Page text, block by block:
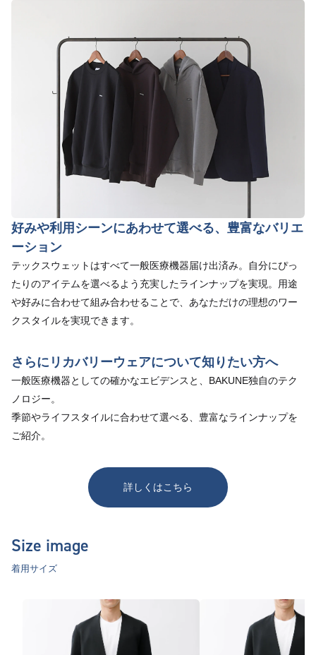
好みや利用シーンにあわせて選べる、豊富なバリエ
ーション
テックスウェットはすべて一般医療機器届け出済み。自分にぴっ
たりのアイテムを選べるよう充実したラインナップを実現。用途
や好みに合わせて組み合わせることで、あなただけの理想のワー
クスタイルを実現できます。
さらにリカバリーウェアについて知りたい方へ
一般医療機器としての確かなエビデンスと、BAKUNE独自のテク
ノロジー。
季節やライフスタイルに合わせて選べる、豊富なラインナップを
ご紹介。
詳しくはこちら
Size image
着用サイズ